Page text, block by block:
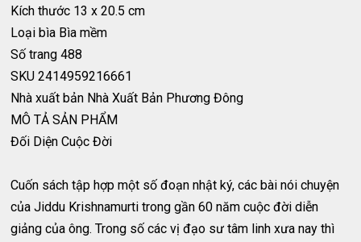
Kích thước 13 x 20.5 cm
Loại bìa Bìa mềm
Số trang 488
SKU 2414959216661
Nhà xuất bản Nhà Xuất Bản Phương Đông
MÔ TẢ SẢN PHẨM
Đối Diện Cuộc Đời
Cuốn sách tập hợp một số đoạn nhật ký, các bài nói chuyện
của Jiddu Krishnamurti trong gần 60 năm cuộc đời diễn
giảng của ông. Trong số các vị đạo sư tâm linh xưa nay thì